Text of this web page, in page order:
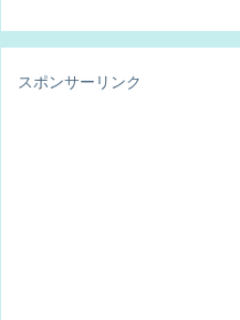
スポンサーリンク